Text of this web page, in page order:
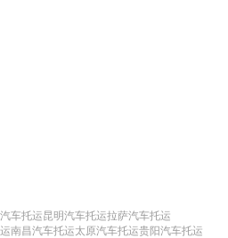
车托运昆明汽车托运拉萨汽车托运
南昌汽车托运太原汽车托运贵阳汽车托运